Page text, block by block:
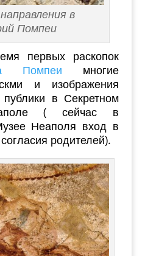
в
Помпеи
первых раскопок
Помпеи многие
и изображения
в Секретном
( сейчас в
Неаполя вход в
родителей).